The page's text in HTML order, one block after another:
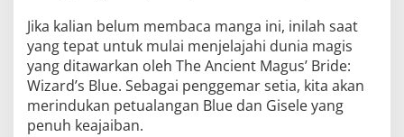
Jika kalian belum membaca manga ini, inilah saat
yang tepat untuk mulai menjelajahi dunia magis
yang ditawarkan oleh The Ancient Magus’ Bride:
Wizard’s Blue. Sebagai penggemar setia, kita akan
merindukan petualangan Blue dan Gisele yang
penuh keajaiban.